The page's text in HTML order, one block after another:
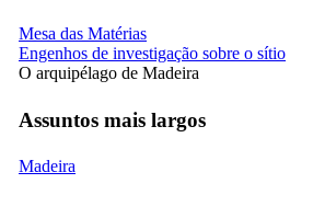
Mesa das Matérias
Engenhos de investigação sobre o sítio
O arquipélago de Madeira
Assuntos mais largos
Madeira